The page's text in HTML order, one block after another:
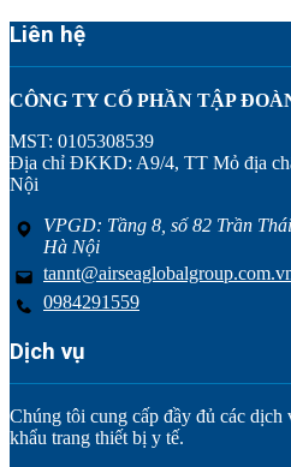
Liên hệ
CÔNG TY CỔ PHẦN TẬP
MST: 0105308539
Địa chỉ ĐKKD: A9/4, TT Mỏ địa
Nội
VPGD: Tầng 8, số 82 Trần
Hà Nội
0984291559
Dịch vụ
Chúng tôi cung cấp đầy đủ các dịch
khẩu trang thiết bị y tế.